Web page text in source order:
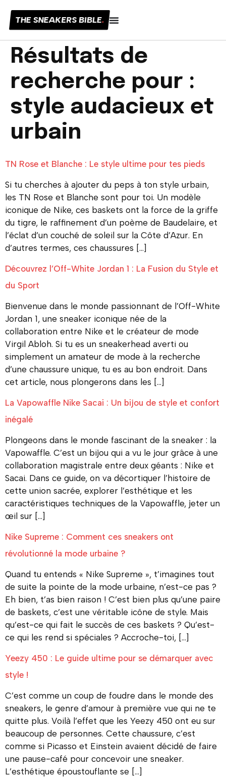
THE SNEAKERS BIBLE.
Résultats de
recherche pour :
style audacieux et
urbain
TN Rose et Blanche : Le style ultime pour tes pieds
Si tu cherches à ajouter du peps à ton style urbain,
les TN Rose et Blanche sont pour toi. Un modèle
iconique de Nike, ces baskets ont la force de la griffe
du tigre, le raffinement d’un poème de Baudelaire, et
l’éclat d’un couché de soleil sur la Côte d’Azur. En
d’autres termes, ces chaussures […]
Découvrez l’Off-White Jordan 1 : La Fusion du Style et
du Sport
Bienvenue dans le monde passionnant de l’Off-White
Jordan 1, une sneaker iconique née de la
collaboration entre Nike et le créateur de mode
Virgil Abloh. Si tu es un sneakerhead averti ou
simplement un amateur de mode à la recherche
d’une chaussure unique, tu es au bon endroit. Dans
cet article, nous plongerons dans les […]
La Vapowaffle Nike Sacai : Un bijou de style et confort
inégalé
Plongeons dans le monde fascinant de la sneaker : la
Vapowaffle. C’est un bijou qui a vu le jour grâce à une
collaboration magistrale entre deux géants : Nike et
Sacai. Dans ce guide, on va décortiquer l’histoire de
cette union sacrée, explorer l’esthétique et les
caractéristiques techniques de la Vapowaffle, jeter un
œil sur […]
Nike Supreme : Comment ces sneakers ont
révolutionné la mode urbaine ?
Quand tu entends « Nike Supreme », t’imagines tout
de suite la pointe de la mode urbaine, n’est-ce pas ?
Eh bien, t’as bien raison ! C’est bien plus qu’une paire
de baskets, c’est une véritable icône de style. Mais
qu’est-ce qui fait le succès de ces baskets ? Qu’est-
ce qui les rend si spéciales ? Accroche-toi, […]
Yeezy 450 : Le guide ultime pour se démarquer avec
style !
C’est comme un coup de foudre dans le monde des
sneakers, le genre d’amour à première vue qui ne te
quitte plus. Voilà l’effet que les Yeezy 450 ont eu sur
beaucoup de personnes. Cette chaussure, c’est
comme si Picasso et Einstein avaient décidé de faire
une pause-café pour concevoir une sneaker.
L’esthétique époustouflante se […]